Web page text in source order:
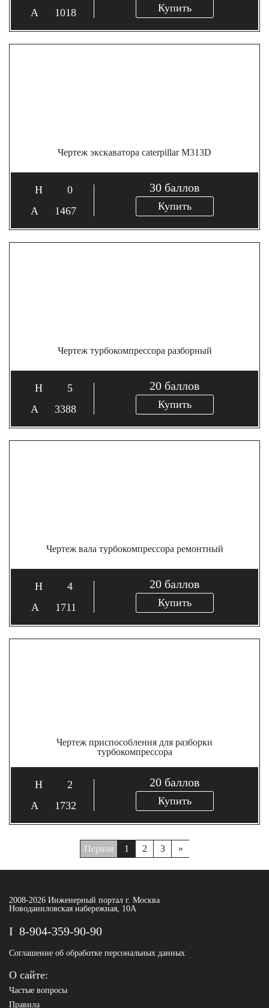
1018
Купить
Чертеж экскаватора caterpillar M313D
0
1467
30 баллов
Купить
Чертеж турбокомпрессора разборный
5
3388
20 баллов
Купить
Чертеж вала турбокомпрессора ремонтный
4
1711
20 баллов
Купить
Чертеж приспособления для разборки
турбокомпрессора
2
1732
20 баллов
Купить
Первая 1 2 3 »
2008-2026 Инженерный портал г. Москва
Новоданиловская набережная, 10А
8-904-359-90-90
Соглашение об обработке персональных данных
О сайте:
Частые вопросы
Правила